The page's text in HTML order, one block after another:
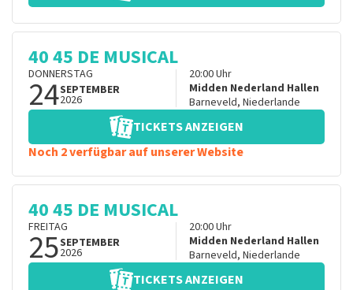
40 45 DE MUSICAL
DONNERSTAG
24SEPTEMBER
2026
20:00Uhr
Midden Nederland Hallen
Barneveld, Niederlande
TICKETS ANZEIGEN
Noch 2 verfügbar auf unserer Website
40 45 DE MUSICAL
FREITAG
25SEPTEMBER
2026
20:00Uhr
Midden Nederland Hallen
Barneveld, Niederlande
TICKETS ANZEIGEN